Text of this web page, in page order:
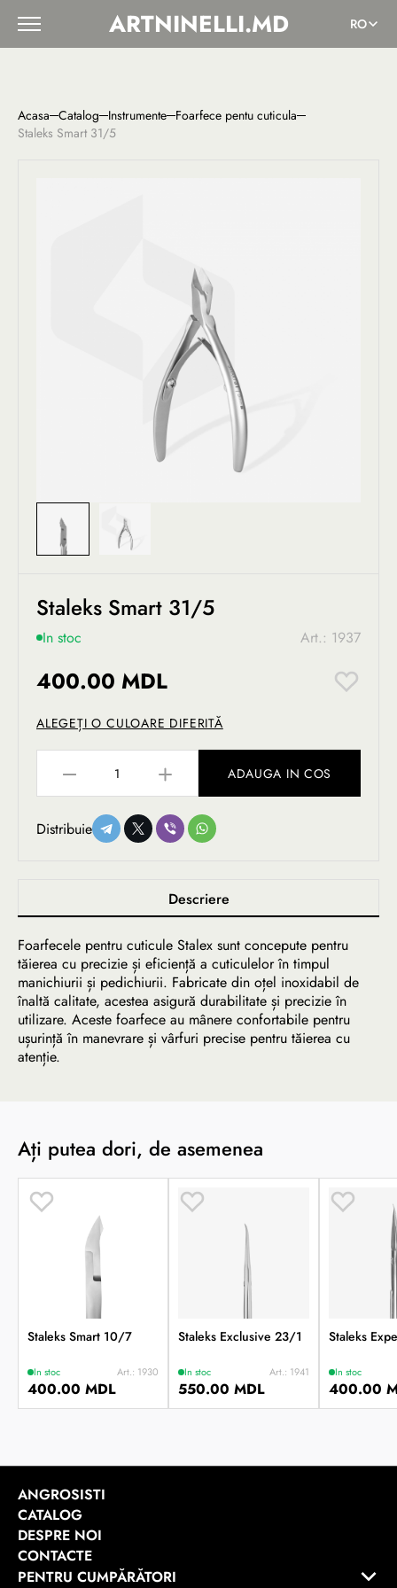
ARTNINELLI.MD RO
Acasa Catalog Instrumente Foarfece pentu cuticula
Staleks Smart 31/5
Staleks Smart 31/5
In stoc Art.: 1937
400.00 MDL
ALEGEȚI O CULOARE DIFERITĂ
ADAUGA IN COS
Distribuie
Descriere
Foarfecele pentru cuticule Stalex sunt concepute pentru
tăierea cu precizie și eficiență a cuticulelor în timpul
manichiurii și pedichiurii. Fabricate din oțel inoxidabil de
înaltă calitate, acestea asigură durabilitate și precizie în
utilizare. Aceste foarfece au mânere confortabile pentru
ușurință în manevrare și vârfuri precise pentru tăierea cu
atenție.
Ați putea dori, de asemenea
Staleks Smart 10/7
In stoc Art.: 1930
400.00 MDL
Staleks Exclusive 23/1
In stoc Art.: 1941
550.00 MDL
Staleks
In stoc
400.00
ANGROSISTI
CATALOG
DESPRE NOI
CONTACTE
PENTRU CUMPĂRĂTORI